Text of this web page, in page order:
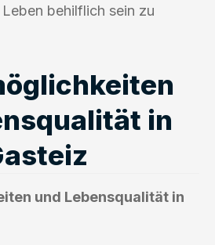
behilflich sein zu
in
und Lebensqualität in